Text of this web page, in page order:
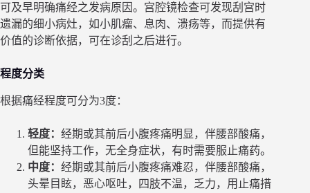
可及早明确痛经之发病原因。宫腔镜检查可发现刮宫时
遗漏的细小病灶，如小肌瘤、息肉、溃疡等，而提供有
价值的诊断依据，可在诊刮之后进行。
程度分类
根据痛经程度可分为3度：
轻度： 经期或其前后小腹疼痛明显，伴腰部酸痛，
但能坚持工作，无全身症状，有时需要服止痛药。
中度： 经期或其前后小腹疼痛难忍，伴腰部酸痛，
头晕目眩，恶心呕吐，四肢不温，乏力，用止痛措